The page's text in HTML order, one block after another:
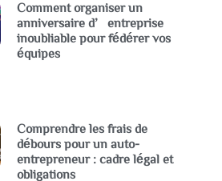
Comment organiser un
anniversaire d’entreprise
inoubliable pour fédérer vos
équipes
Comprendre les frais de
débours pour un auto-
entrepreneur : cadre légal et
obligations